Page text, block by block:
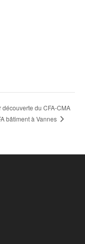
découverte du CFA-CMA
bâtiment à Vannes